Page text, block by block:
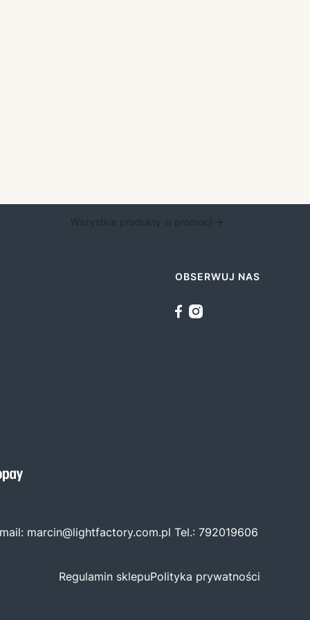
Wszystkie produkty w promocji
OBSERWUJ NAS
marcin@lightfactory.com.pl Tel.: 792019606
Regulamin sklepuPolityka prywatności